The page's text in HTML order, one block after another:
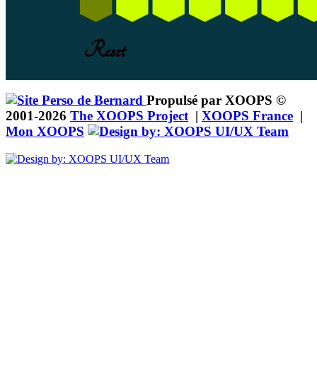
Propulsé par XOOPS ©
2001-2026 The XOOPS Project| XOOPS France |
Mon XOOPS